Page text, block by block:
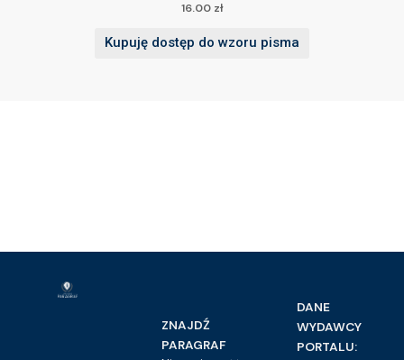
16.00 zł
Kupuję dostęp do wzoru pisma
ZNAJDŹ
PARAGRAF
DANE
WYDAWCY
PORTALU: